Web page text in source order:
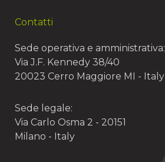
Contatti
Sede operativa e amministrativa:
Via J.F. Kennedy 38/40
20023 Cerro Maggiore MI - Italy
Sede legale:
Via Carlo Osma 2 - 20151
Milano - Italy